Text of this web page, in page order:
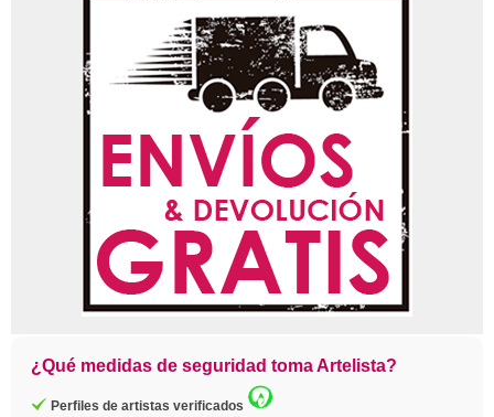
¿Qué medidas de seguridad toma Artelista?
Perfiles de artistas verificados